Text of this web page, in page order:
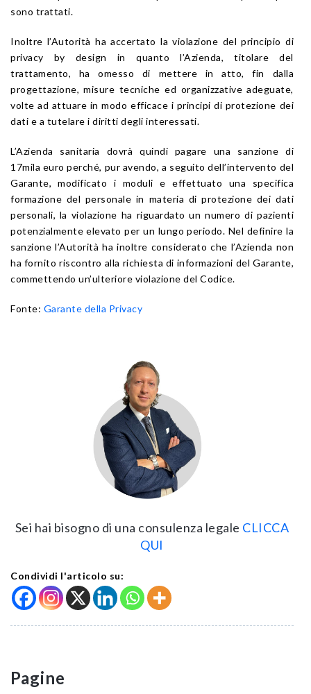
sono trattati.
Inoltre l’Autorità ha accertato la violazione del principio di
privacy by design in quanto l’Azienda, titolare del
trattamento, ha omesso di mettere in atto, fin dalla
progettazione, misure tecniche ed organizzative adeguate,
volte ad attuare in modo efficace i principi di protezione dei
dati e a tutelare i diritti degli interessati.
L’Azienda sanitaria dovrà quindi pagare una sanzione di
17mila euro perché, pur avendo, a seguito dell’intervento del
Garante, modificato i moduli e effettuato una specifica
formazione del personale in materia di protezione dei dati
personali, la violazione ha riguardato un numero di pazienti
potenzialmente elevato per un lungo periodo. Nel definire la
sanzione l’Autorità ha inoltre considerato che l’Azienda non
ha fornito riscontro alla richiesta di informazioni del Garante,
commettendo un’ulteriore violazione del Codice.
Fonte: Garante della Privacy
Sei hai bisogno di una consulenza legale CLICCA
QUI
Condividi l'articolo su:
Pagine